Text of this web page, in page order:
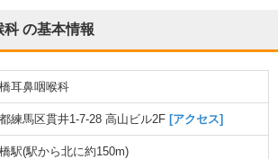
科の基本情報
耳鼻咽喉科
練馬区貫井1-7-28 高山ビル2F [アクセス]
駅(駅から北に約150m)